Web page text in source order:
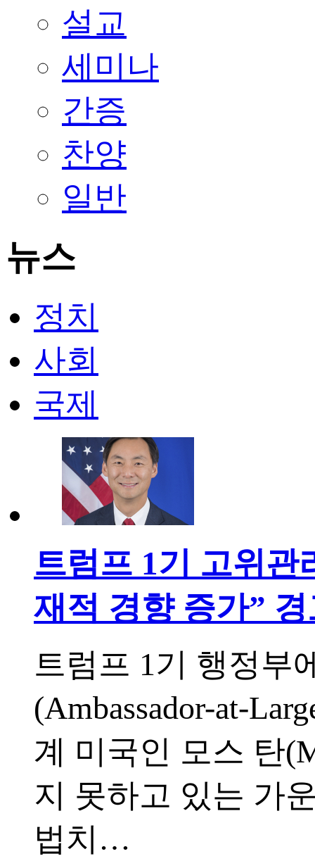
설교
세미나
간증
찬양
일반
뉴스
정치
사회
국제
트럼프 1기 고위
재적 경향 증가”
트럼프 1기 행정부
(Ambassador-at-
계 미국인 모스 탄
지 못하고 있는 가
법치…